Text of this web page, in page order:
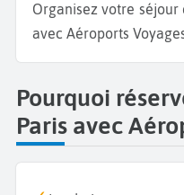
Organisez votre
avec Aéroports
Pourquoi
Paris avec